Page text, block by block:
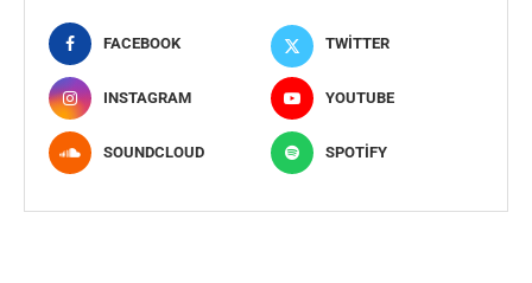
FACEBOOK TWITTER
INSTAGRAM YOUTUBE
SOUNDCLOUD SPOTIFY